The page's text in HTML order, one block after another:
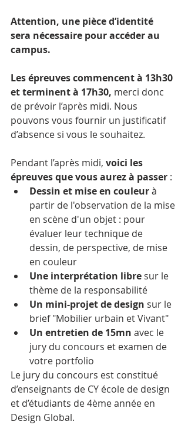
Attention, une pièce d’identité
sera nécessaire pour accéder au
campus.
Les épreuves commencent à 13h30
et terminent à 17h30, merci donc
de prévoir l’après midi. Nous
pouvons vous fournir un justificatif
d’absence si vous le souhaitez.
Pendant l’après midi, voici les
épreuves que vous aurez à passer :
Dessin et mise en couleur à
partir de l'observation de la mise
en scène d'un objet : pour
évaluer leur technique de
dessin, de perspective, de mise
en couleur
Une interprétation libre sur le
thème de la responsabilité
Un mini-projet de design sur le
brief "Mobilier urbain et Vivant"
Un entretien de 15mn avec le
jury du concours et examen de
votre portfolio
Le jury du concours est constitué
d’enseignants de CY école de design
et d’étudiants de 4ème année en
Design Global.